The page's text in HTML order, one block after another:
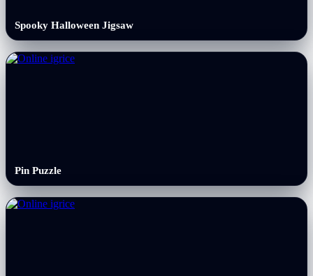
Spooky Halloween Jigsaw
Pin Puzzle